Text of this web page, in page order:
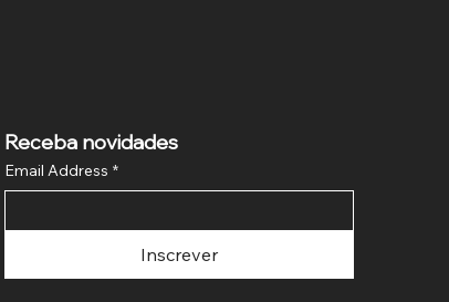
Receba novidades
Email Address *
Inscrever